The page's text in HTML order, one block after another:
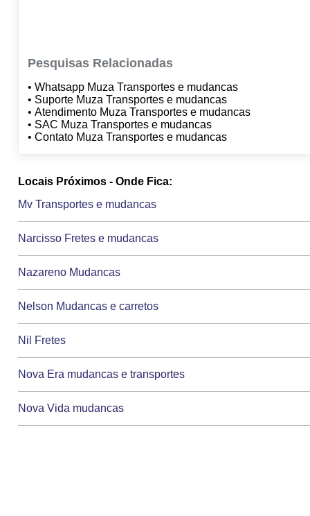
Pesquisas Relacionadas
• Whatsapp Muza Transportes e mudancas
• Suporte Muza Transportes e mudancas
• Atendimento Muza Transportes e mudancas
• SAC Muza Transportes e mudancas
• Contato Muza Transportes e mudancas
Locais Próximos - Onde Fica:
Mv Transportes e mudancas
Narcisso Fretes e mudancas
Nazareno Mudancas
Nelson Mudancas e carretos
Nil Fretes
Nova Era mudancas e transportes
Nova Vida mudancas